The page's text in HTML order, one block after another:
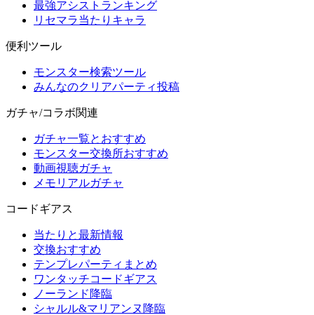
最強アシストランキング
リセマラ当たりキャラ
便利ツール
モンスター検索ツール
みんなのクリアパーティ投稿
ガチャ/コラボ関連
ガチャ一覧とおすすめ
モンスター交換所おすすめ
動画視聴ガチャ
メモリアルガチャ
コードギアス
当たりと最新情報
交換おすすめ
テンプレパーティまとめ
ワンタッチコードギアス
ノーランド降臨
シャルル&マリアンヌ降臨